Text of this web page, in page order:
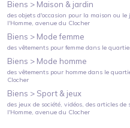
Biens > Maison & jardin
des objets d'occasion pour la maison ou le
l'Homme, avenue du Clocher
Biens > Mode femme
des vêtements pour femme dans le
Biens > Mode homme
des vêtements pour homme dans le
Clocher
Biens > Sport & jeux
des jeux de société, vidéos, des articles de
l'Homme, avenue du Clocher